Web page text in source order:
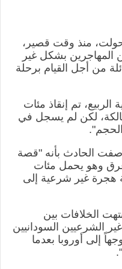
تحولت، منذ وقت قصير،
المهاجرين بشكل غير
من أجل القيام برحلة
الربيع، تم إنقاذ مئات
لكن لم يسجل في
وصفت الحادث بأنه "قصة
وهو يحمل مئات
هجرة غير شرعية إلى
الخلافات بين
الشرعيين السودانيين
إلى أوروبا بعدما